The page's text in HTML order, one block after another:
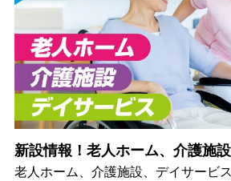
新設情報！老人ホーム、介護施
老人ホーム、介護施設、デイサービ